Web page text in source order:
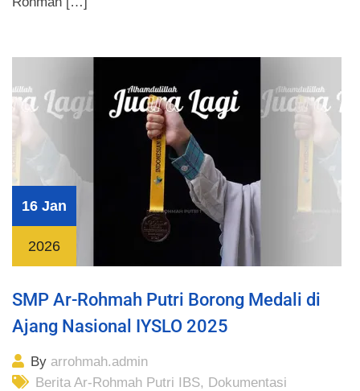
16 Jan
2026
SMP Ar-Rohmah Putri Borong Medali di
Ajang Nasional IYSLO 2025
By arrohmah.admin
Berita Ar-Rohmah Putri IBS, Dokumentasi